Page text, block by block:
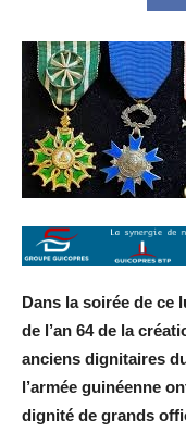
Dans la soirée de ce
de l’an 64 de la
anciens dignitaires
l’armée guinéenne
dignité de grands